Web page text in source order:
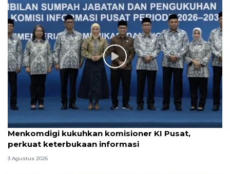
Menkomdigi kukuhkan komisioner KI Pusat,
perkuat keterbukaan informasi
3 Agustus 2026